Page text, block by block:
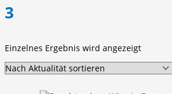
3
Einzelnes Ergebnis wird angezeigt